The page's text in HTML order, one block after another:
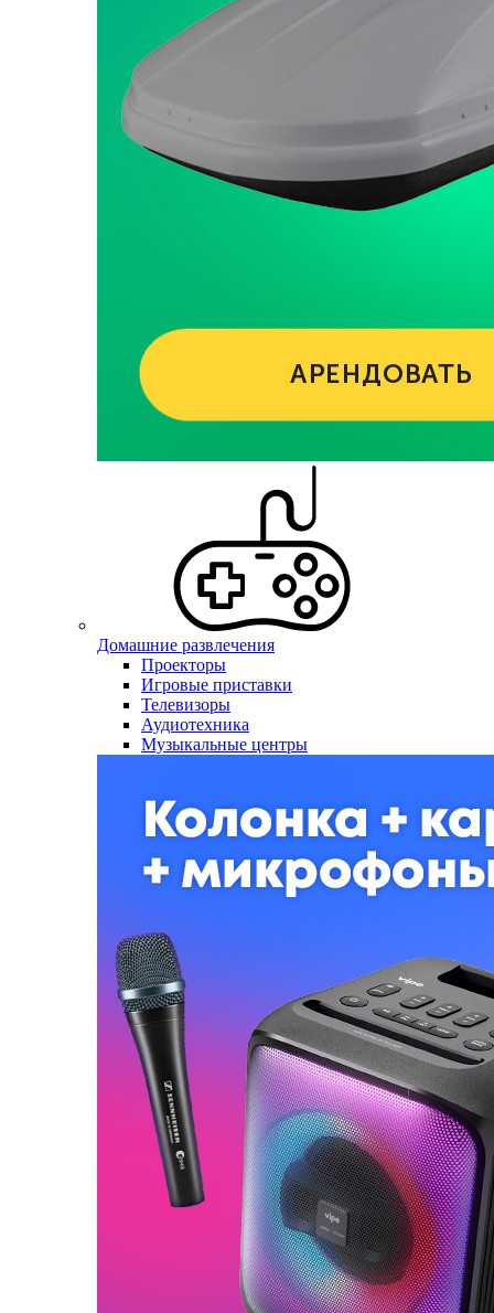
Домашние развлечения
Проекторы
Игровые приставки
Телевизоры
Аудиотехника
Музыкальные центры